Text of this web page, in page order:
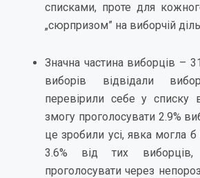
списками, проте для
„сюрпризом” на виборчій
Значна частина виборців –
виборів відвідали
перевірили себе у списку
змогу проголосувати 2.9%
це зробили усі, явка могла
3.6% від тих
проголосувати через